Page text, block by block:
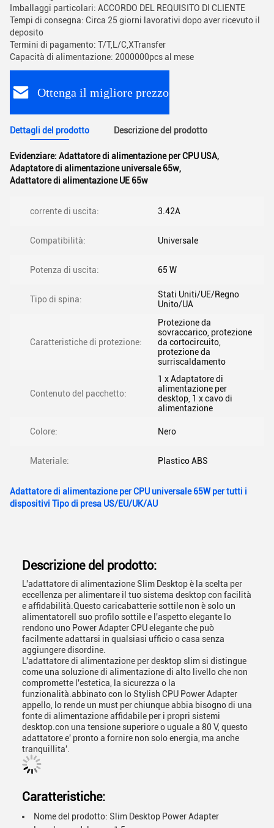
Imballaggi particolari: ACCORDO DEL REQUISITO DI CLIENTE
Tempi di consegna: Circa 25 giorni lavorativi dopo aver ricevuto il
deposito
Termini di pagamento: T/T,L/C,XTransfer
Capacità di alimentazione: 2000000pcs al mese
Ottenga il migliore prezzo
Dettagli del prodotto Descrizione del prodotto
Evidenziare: Adattatore di alimentazione per CPU USA,
Adaptatore di alimentazione universale 65w,
Adattatore di alimentazione UE 65w
corrente di uscita: 3.42A
Compatibilità: Universale
Potenza di uscita: 65 W
Tipo di spina:
Stati Uniti/UE/Regno
Unito/UA
Caratteristiche di protezione:
Protezione da
sovraccarico, protezione
da cortocircuito,
protezione da
surriscaldamento
Contenuto del pacchetto:
1 x Adaptatore di
alimentazione per
desktop, 1 x cavo di
alimentazione
Colore: Nero
Materiale: Plastico ABS
Adattatore di alimentazione per CPU universale 65W per tutti i
dispositivi Tipo di presa US/EU/UK/AU
Descrizione del prodotto:
L'adattatore di alimentazione Slim Desktop è la scelta per
eccellenza per alimentare il tuo sistema desktop con facilità
e affidabilità.Questo caricabatterie sottile non è solo un
alimentatoreIl suo profilo sottile e l'aspetto elegante lo
rendono uno Power Adapter CPU elegante che può
facilmente adattarsi in qualsiasi ufficio o casa senza
aggiungere disordine.
L'adattatore di alimentazione per desktop slim si distingue
come una soluzione di alimentazione di alto livello che non
compromette l'estetica, la sicurezza o la
funzionalità.abbinato con lo Stylish CPU Power Adapter
appello, lo rende un must per chiunque abbia bisogno di una
fonte di alimentazione affidabile per i propri sistemi
desktop.con una tensione superiore o uguale a 80 V, questo
adattatore e' pronto a fornire non solo energia, ma anche
tranquillita'.
Caratteristiche:
Nome del prodotto: Slim Desktop Power Adapter